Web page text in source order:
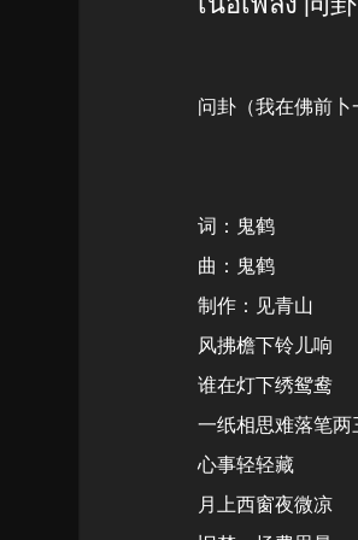
เนื้อเพลง 问卦
问卦（我在佛前
词：鬼鹤
曲：鬼鹤
制作：见青山
风拂檐下铃儿响
谁在灯下绣鸳鸯
一纸相思难落笔两
心事轻轻藏
月上西窗夜微凉